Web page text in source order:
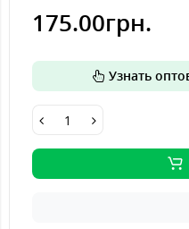
175.00грн.
Узнать